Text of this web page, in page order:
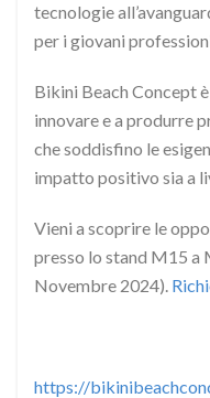
tecnologie
per i giovani
Bikini Beach Concept
innovare e a produrre
che soddisfino le
impatto positivo sia a
Vieni a scoprire le
presso lo stand M15 a
Novembre 2024).
https://